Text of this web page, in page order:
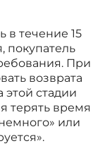
в течение 15
покупатель
При
возврата
стадии
терять время
или